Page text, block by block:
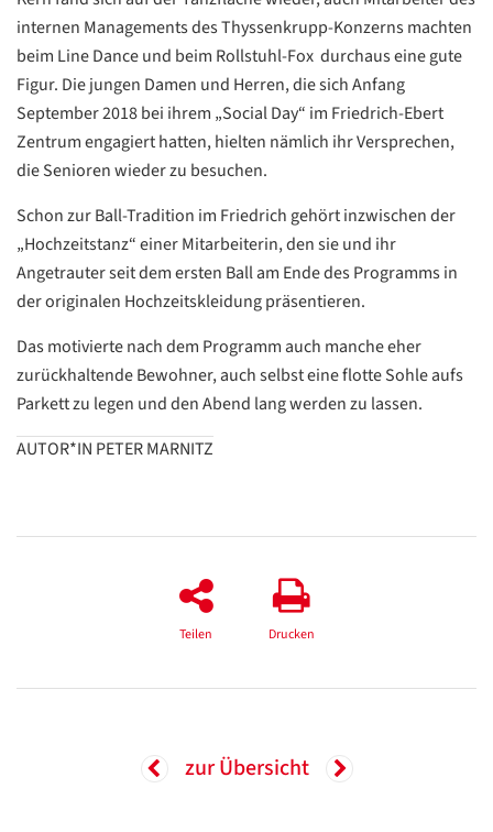
internen Managements des Thyssenkrupp-Konzerns machten
beim Line Dance und beim Rollstuhl-Fox durchaus eine gute
Figur. Die jungen Damen und Herren, die sich Anfang
September 2018 bei ihrem „Social Day“ im Friedrich-Ebert
Zentrum engagiert hatten, hielten nämlich ihr Versprechen,
die Senioren wieder zu besuchen.
Schon zur Ball-Tradition im Friedrich gehört inzwischen der
„Hochzeitstanz“ einer Mitarbeiterin, den sie und ihr
Angetrauter seit dem ersten Ball am Ende des Programms in
der originalen Hochzeitskleidung präsentieren.
Das motivierte nach dem Programm auch manche eher
zurückhaltende Bewohner, auch selbst eine flotte Sohle aufs
Parkett zu legen und den Abend lang werden zu lassen.
AUTOR*IN PETER MARNITZ
Teilen Drucken
zur Übersicht
Datenschutzerklärung
ZURÜCK
Datenschutzerklärung
Google
Datenschutzerklärung
Übersetzen
/
ZURÜCK